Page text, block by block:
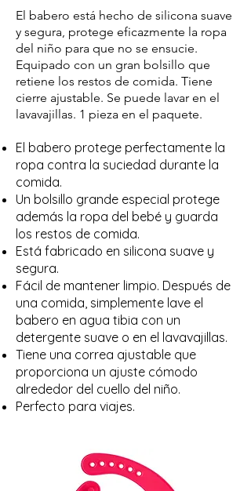
El babero está hecho de silicona suave
y segura, protege eficazmente la ropa
del niño para que no se ensucie.
Equipado con un gran bolsillo que
retiene los restos de comida. Tiene
cierre ajustable. Se puede lavar en el
lavavajillas. 1 pieza en el paquete.
El babero protege perfectamente la
ropa contra la suciedad durante la
comida.
Un bolsillo grande especial protege
además la ropa del bebé y guarda
los restos de comida.
Está fabricado en silicona suave y
segura.
Fácil de mantener limpio. Después de
una comida, simplemente lave el
babero en agua tibia con un
detergente suave o en el lavavajillas.
Tiene una correa ajustable que
proporciona un ajuste cómodo
alrededor del cuello del niño.
Perfecto para viajes.